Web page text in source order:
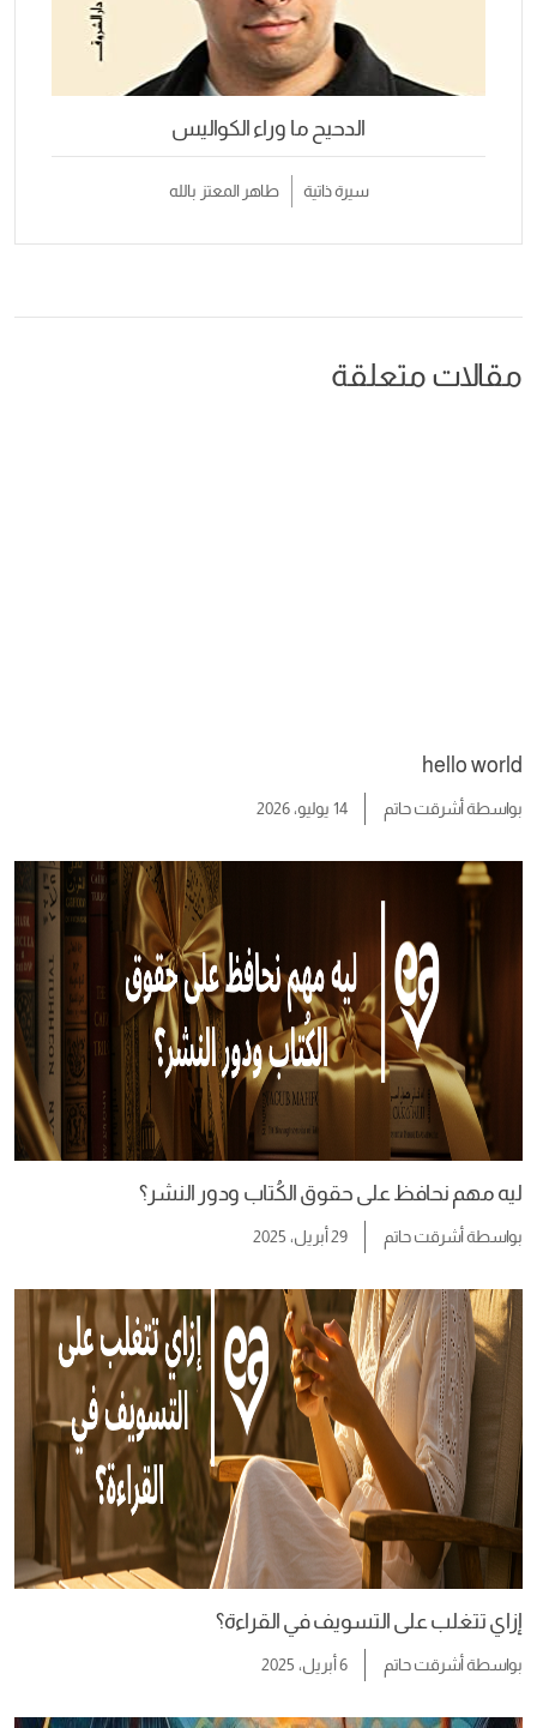
الدحيح ما وراء الكواليس
سيرة ذاتية طاهر المعتز بالله
مقالات متعلقة
hello world
بواسطةأشرقت حاتم 14 يوليو، 2026
ليه مهم نحافظ على حقوق الكُتاب ودور النشر؟
بواسطةأشرقت حاتم 29 أبريل، 2025
إزاي تتغلب على التسويف في القراءة؟
بواسطةأشرقت حاتم 6 أبريل، 2025